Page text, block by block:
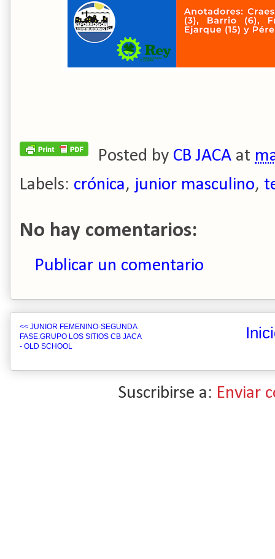
Posted by CB JACA at
Labels: crónica, junior masculino,
No hay comentarios:
Publicar un comentario
<< JUNIOR FEMENINO-SEGUNDA
FASE:GRUPO LOS SITIOS CB JACA
- OLD SCHOOL
Suscribirse a: Enviar